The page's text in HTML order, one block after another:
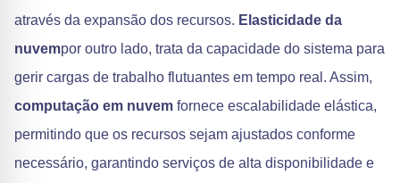
através da expansão dos recursos. Elasticidade da
nuvempor outro lado, trata da capacidade do sistema para
gerir cargas de trabalho flutuantes em tempo real. Assim,
computação em nuvem fornece escalabilidade elástica,
permitindo que os recursos sejam ajustados conforme
necessário, garantindo serviços de alta disponibilidade e